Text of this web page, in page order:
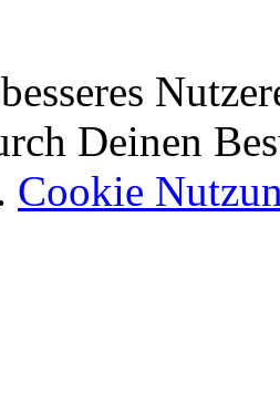
Deinen
Cookie